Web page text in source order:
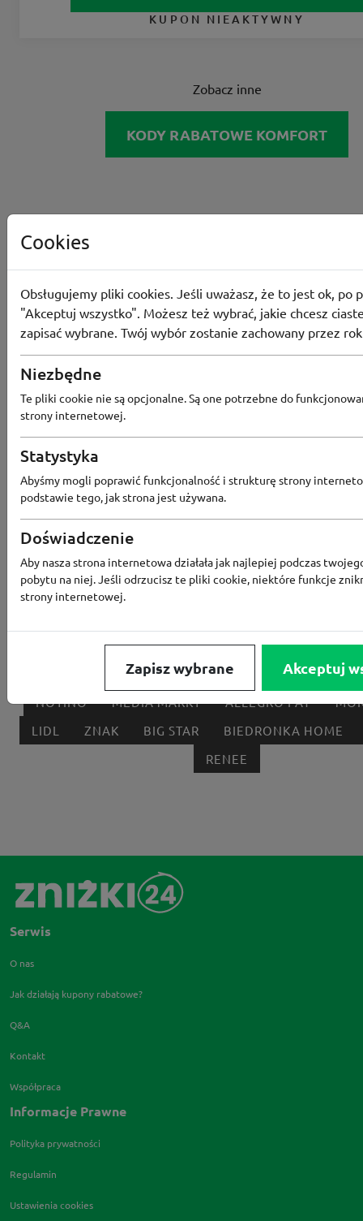
KUPON NIEAKTYWNY
Zobacz inne
KODY RABATOWE KOMFORT
RTV EURO AGD MODIVO HEBE
MEDIA EXPERT
EOBUWIE
KOMPUTRONIK
LOUNGE BY ZALANDO
ALLEGRO
HOMLA
ANSWEAR 4F OLEOLE!
NOTINO
MEDIA MARKT ALLEGRO PAY
LIDL
ZNAK BIG STAR
BIEDRONKA HOME
RENEE
Serwis
O nas
Jak działają kupony rabatowe?
Q&A
Kontakt
Współpraca
Informacje Prawne
Polityka prywatności
Regulamin
Ustawienia cookies
Cookies
Obsługujemy pliki cookies. Jeśli uważasz, że to jest ok, po
"Akceptuj wszystko". Możesz też wybrać, jakie chcesz
zapisać wybrane. Twój wybór zostanie zachowany przez
Niezbędne
Te pliki cookie nie są opcjonalne. Są one potrzebne do
strony internetowej.
Statystyka
Abyśmy mogli poprawić funkcjonalność i strukturę strony
podstawie tego, jak strona jest używana.
Doświadczenie
Aby nasza strona internetowa działała jak najlepiej podczas
pobytu na niej. Jeśli odrzucisz te pliki cookie, niektóre funkcje
strony internetowej.
Zapisz wybrane Akceptuj